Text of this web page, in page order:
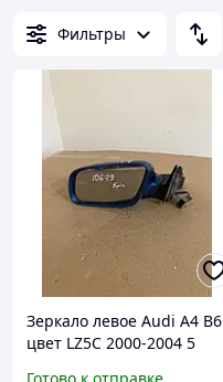
Фильтры
Зеркало левое Audi A4 B6
цвет LZ5C 2000-2004 5